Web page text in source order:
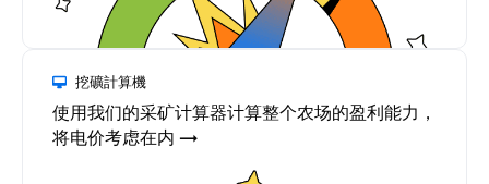
挖礦計算機
使用我们的采矿计算器计算整个农场的盈利能力，
将电价考虑在内 →